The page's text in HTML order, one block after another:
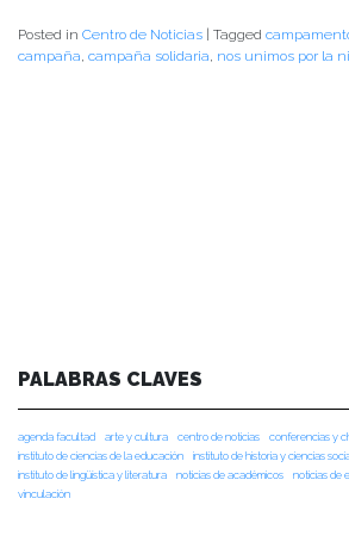
Posted in Centro de Noticias Tagged
campaña, campaña solidaria, nos unimos por la
PALABRAS CLAVES
agenda facultad arte y cultura centro de noticias conferencias y
instituto de ciencias de la educación
instituto de historia y ciencias
instituto de lingüística y literatura
noticias de académicos noticias de
vinculación